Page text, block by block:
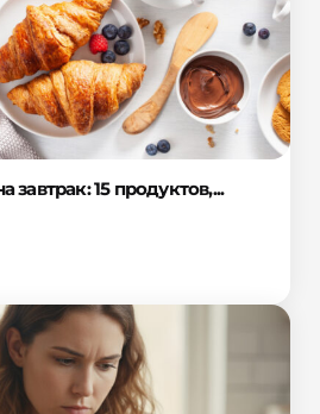
завтрак: 15 продуктов,...